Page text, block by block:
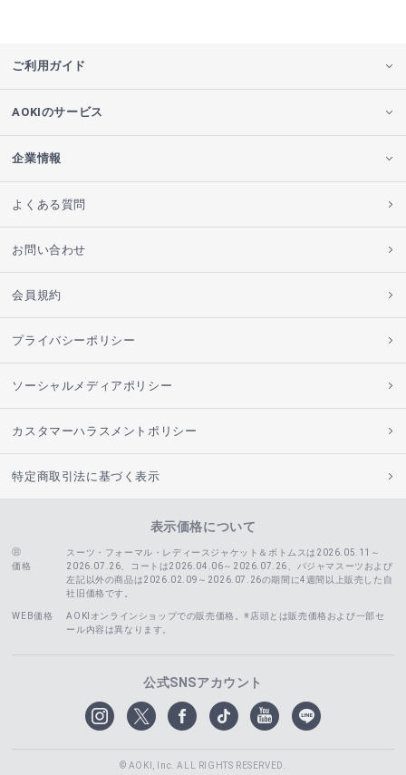
ご利用ガイド
AOKIのサービス
企業情報
よくある質問
お問い合わせ
会員規約
プライバシーポリシー
ソーシャルメディアポリシー
カスタマーハラスメントポリシー
特定商取引法に基づく表示
表示価格について
価格
スーツ・フォーマル・レディースジャケット＆ボトムスは2026.05.11～
2026.07.26、コートは2026.04.06～2026.07.26、
パジャマスーツおよび
左記以外の商品は2026.02.09～2026.07.26の期間に4週間以上販売した自
社旧価格です。
WEB価格
AOKIオンラインショップでの販売価格。※店頭とは販売価格および一部セ
ール内容は異なります。
公式SNSアカウント
© AOKI, Inc. ALL RIGHTS RESERVED.